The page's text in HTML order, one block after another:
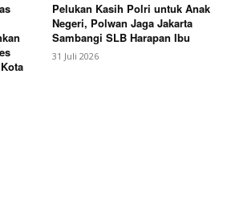
Pelukan Kasih Polri untuk Anak
Negeri, Polwan Jaga Jakarta
Sambangi SLB Harapan Ibu
31 Juli 2026